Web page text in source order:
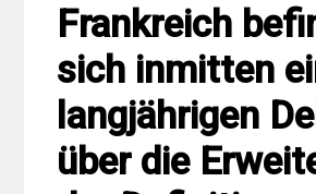
Frankreich
sich inmitten
langjährigen
über die